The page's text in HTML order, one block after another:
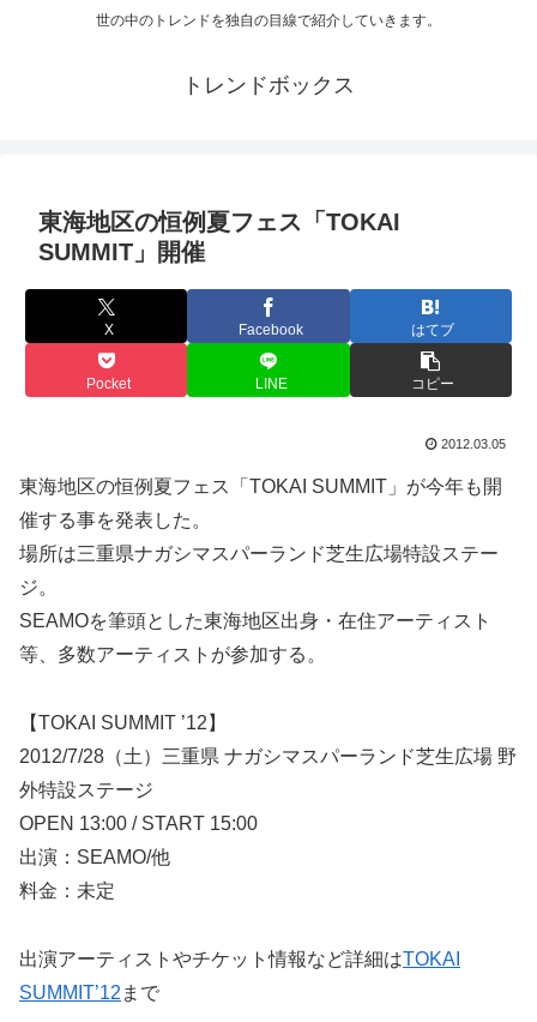
世の中のトレンドを独自の目線で紹介していきます。
トレンドボックス
東海地区の恒例夏フェス「TOKAI
SUMMIT」開催
X Facebook はてブ
Pocket LINE コピー
2012.03.05
東海地区の恒例夏フェス「TOKAI SUMMIT」が今年も開
催する事を発表した。
場所は三重県ナガシマスパーランド芝生広場特設ステー
ジ。
SEAMOを筆頭とした東海地区出身・在住アーティスト
等、多数アーティストが参加する。
【TOKAI SUMMIT ’12】
2012/7/28（土）三重県 ナガシマスパーランド芝生広場 野
外特設ステージ
OPEN 13:00 / START 15:00
出演：SEAMO/他
料金：未定
出演アーティストやチケット情報など詳細はTOKAI
SUMMIT’12 まで